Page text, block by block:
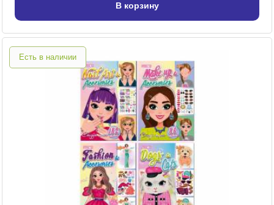
В корзину
Есть в наличии